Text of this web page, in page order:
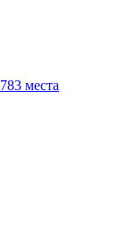
783 места